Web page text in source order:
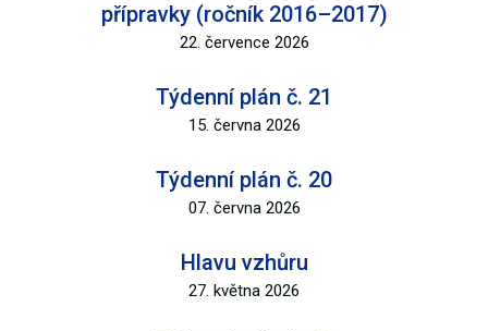
přípravky (ročník 2016–2017)
22. července 2026
Týdenní plán č. 21
15. června 2026
Týdenní plán č. 20
07. června 2026
Hlavu vzhůru
27. května 2026